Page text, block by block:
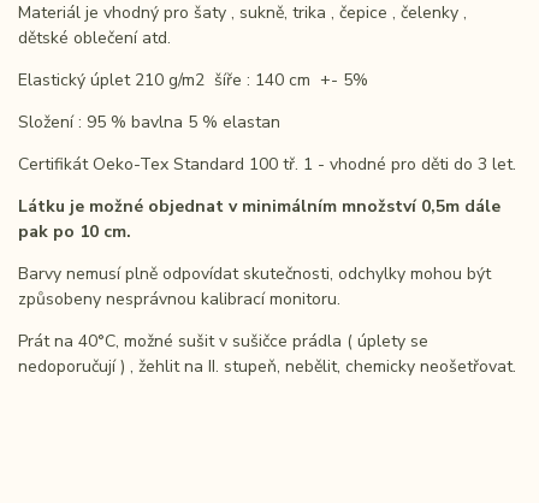
Materiál je vhodný pro šaty , sukně, trika , čepice , čelenky ,
dětské oblečení atd.
Elastický úplet 210 g/m2 šíře : 140 cm +- 5%
Složení : 95 % bavlna 5 % elastan
Certifikát Oeko-Tex Standard 100 tř. 1 - vhodné pro děti do 3 let.
Látku je možné objednat v minimálním množství 0,5m dále
pak po 10 cm.
Barvy nemusí plně odpovídat skutečnosti, odchylky mohou být
způsobeny nesprávnou kalibrací monitoru.
Prát na 40°C, možné sušit v sušičce prádla ( úplety se
nedoporučují ) , žehlit na II. stupeň, nebělit, chemicky neošetřovat.